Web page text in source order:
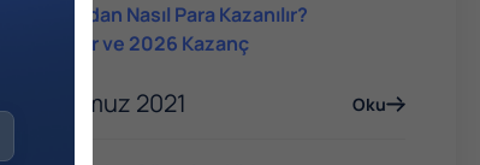
YouTube'dan Nasıl Para Kazanılır?
Yöntemler ve 2026 Kazanç
06 Temmuz 2021 Oku